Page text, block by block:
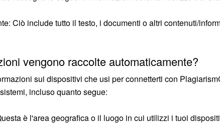
Ciò include tutto il testo, i documenti o altri contenuti/
vengono raccolte automaticamente?
sui dispositivi che usi per connetterti con
incluso quanto segue:
è l'area geografica o il luogo in cui utilizzi i tuoi